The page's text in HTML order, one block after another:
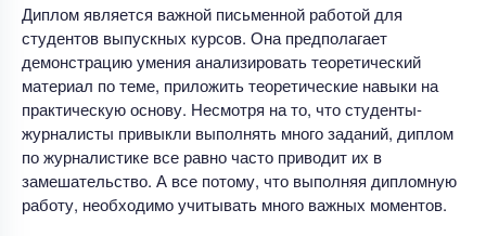
Диплом является важной письменной работой для
студентов выпускных курсов. Она предполагает
демонстрацию умения анализировать теоретический
материал по теме, приложить теоретические навыки на
практическую основу. Несмотря на то, что студенты-
журналисты привыкли выполнять много заданий, диплом
по журналистике все равно часто приводит их в
замешательство. А все потому, что выполняя дипломную
работу, необходимо учитывать много важных моментов.